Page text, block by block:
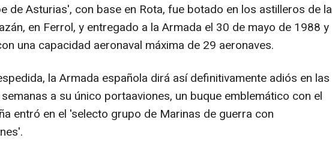
de Asturias', con base en Rota, fue botado en los astilleros de la
en Ferrol, y entregado a la Armada el 30 de mayo de 1988 y
una capacidad aeronaval máxima de 29 aeronaves.
la Armada española dirá así definitivamente adiós en las
a su único portaaviones, un buque emblemático con el
entró en el 'selecto grupo de Marinas de guerra con